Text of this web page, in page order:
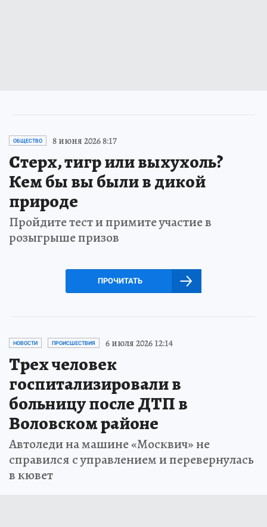
ОБЩЕСТВО 8 июня 2026 8:17
Стерх, тигр или выхухоль?
Кем бы вы были в дикой
природе
Пройдите тест и примите участие в
розыгрыше призов
ПРОЧИТАТЬ
НОВОСТИ ПРОИСШЕСТВИЯ 6 июля 2026 12:14
Трех человек
госпитализировали в
больницу после ДТП в
Воловском районе
Автоледи на машине «Москвич» не
справился с управлением и перевернулась
в кювет